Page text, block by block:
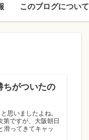
このブログについて
ちがついたの
思いましたよね。
第ですが、大阪朝日
滑ってきてキャッ